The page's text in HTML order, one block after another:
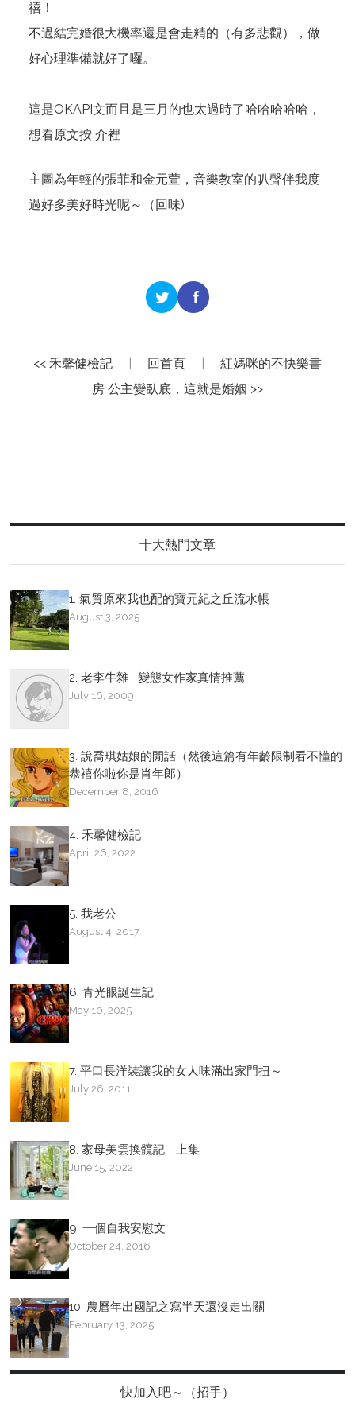
禧！
不過結完婚很大機率還是會走精的（有多悲觀），做
好心理準備就好了囉。
這是OKAPI文而且是三月的也太過時了哈哈哈哈哈，
想看原文按 介裡
主圖為年輕的張菲和金元萱，音樂教室的叭聲伴我度
過好多美好時光呢～（回味)
<< 禾馨健檢記 回首頁
紅媽咪的不快樂書
房 公主變臥底，這就是婚姻 >>
十大熱門文章
1. 氣質原來我也配的寶元紀之丘流水帳
August 3, 2025
2. 老李牛雜--變態女作家真情推薦
July 16, 2009
3. 說喬琪姑娘的閒話（然後這篇有年齡限制看不懂的
恭禧你啦你是肖年郎）
December 8, 2016
4. 禾馨健檢記
April 26, 2022
5. 我老公
August 4, 2017
6. 青光眼誕生記
May 10, 2025
7. 平口長洋裝讓我的女人味滿出家門扭～
July 26, 2011
8. 家母美雲換髖記—上集
June 15, 2022
9. 一個自我安慰文
October 24, 2016
10. 農曆年出國記之寫半天還沒走出關
February 13, 2025
快加入吧～（招手）